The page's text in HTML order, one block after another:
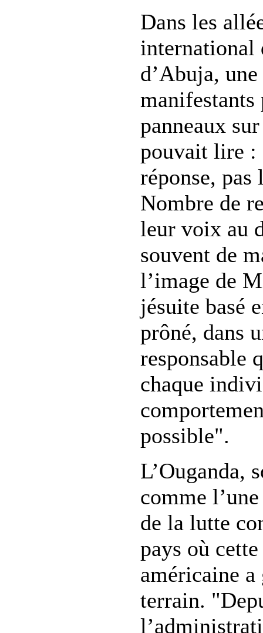
Dans les
international
d’Abuja,
manifestants
panneaux
pouvait lire :
réponse,
Nombre de
leur voix au
souvent de
l’image de
jésuite basé
prôné, dans
responsable
chaque
possible".
L’Ouganda,
comme
de la lutte
pays où
américaine a
terrain.